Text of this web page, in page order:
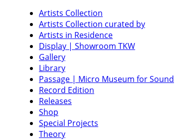
Artists Collection
Artists Collection curated by
Artists in Residence
Display | Showroom TKW
Gallery
Library
Passage | Micro Museum for Sound
Record Edition
Releases
Shop
Special Projects
Theory